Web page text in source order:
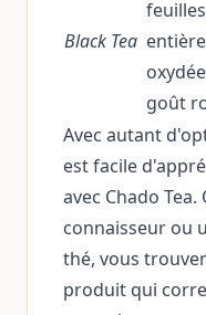
Black Tea
feuilles
goût
Avec autant
est facile
avec Chado
connaisseur ou
thé, vous
produit qui